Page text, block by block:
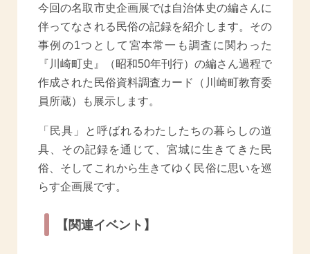
今回の名取市史企画展では自治体史の編さんに
伴ってなされる民俗の記録を紹介します。その
事例の1つとして宮本常一も調査に関わった
『川崎町史』（昭和50年刊行）の編さん過程で
作成された民俗資料調査カード（川崎町教育委
員所蔵）も展示します。
「民具」と呼ばれるわたしたちの暮らしの道
具、その記録を通じて、宮城に生きてきた民
俗、そしてこれから生きてゆく民俗に思いを巡
らす企画展です。
【関連イベント】